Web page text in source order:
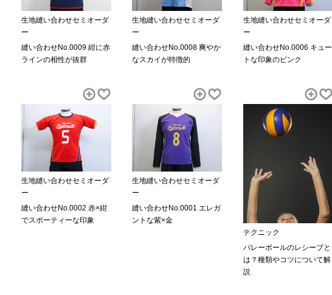
生地縫い合わせセミオーダ
ー
縫い合わせNo.0009 紺に赤
ラインの相性が抜群
生地縫い合わせセミオーダ
ー
縫い合わせNo.0008 爽やか
なスカイが特徴的
生地縫い合わせセミオーダ
ー
縫い合わせNo.0006 キュー
トな印象のピンク
生地縫い合わせセミオーダ
ー
縫い合わせNo.0002 赤×紺
でスポーティーな印象
生地縫い合わせセミオーダ
ー
縫い合わせNo.0001 エレガ
ントな紫×金
テクニック
バレーボールのレシーブと
は？種類やコツについて解
説